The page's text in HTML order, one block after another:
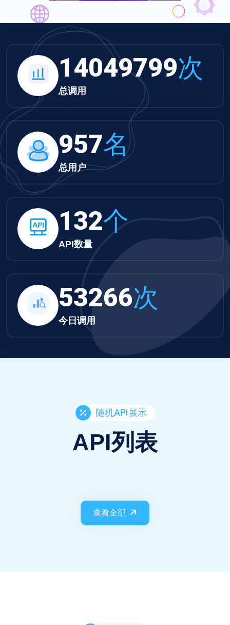
14049799次
总调用
957名
总用户
132个
API数量
53266次
今日调用
随机API展示
API列表
查看全部